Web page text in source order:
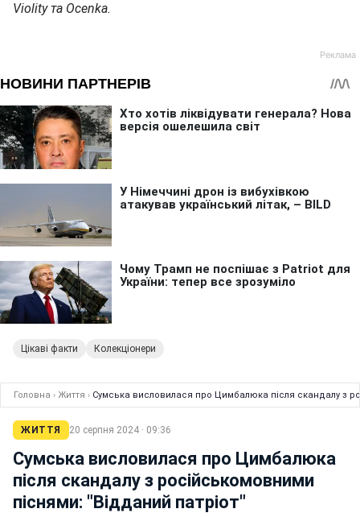
Violity та Ocenka.
Цікаві факти Колекціонери
Головна › Життя › Сумська висловилася про Цимбалюка після скандалу з
ЖИТТЯ 20 серпня 2024 · 09:36
Сумська висловилася про Цимбалюка
після скандалу з російськомовними
піснями: "Відданий патріот"